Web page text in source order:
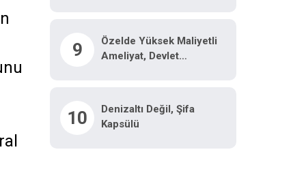
9
Özelde Yüksek Maliyetli
Ameliyat, Devlet
10
Denizaltı Değil, Şifa
Kapsülü